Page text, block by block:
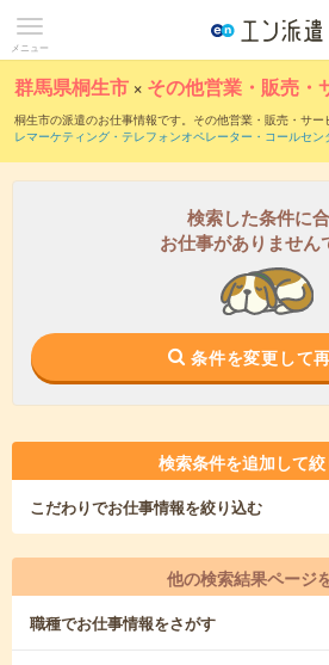
メニュー
群馬県桐生市 × その他営業・販売・
桐生市の派遣のお仕事情報です。その他営業・販売・サー
レマーケティング・テレフォンオペレーター・コールセン
でいただけます。
検索した条件に
お仕事がありません
条件を変更して
検索条件を追加して
こだわりでお仕事情報を絞り込む
他の検索結果ページ
職種でお仕事情報をさがす